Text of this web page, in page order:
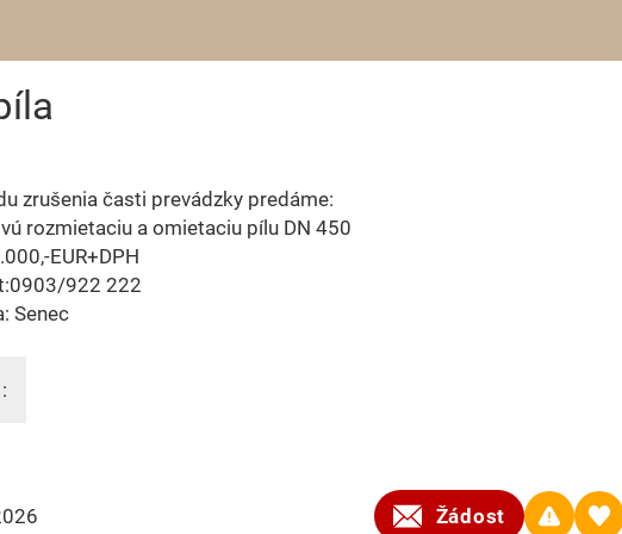
zrušenia časti prevádzky predáme:
rozmietaciu a omietaciu pílu DN 450
EUR+DPH
922 222
Senec
Žádost